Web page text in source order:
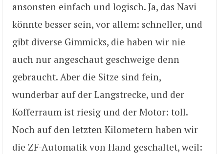
ansonsten einfach und logisch. Ja, das Navi
könnte besser sein, vor allem: schneller, und
gibt diverse Gimmicks, die haben wir nie
auch nur angeschaut geschweige denn
gebraucht. Aber die Sitze sind fein,
wunderbar auf der Langstrecke, und der
Kofferraum ist riesig und der Motor: toll.
Noch auf den letzten Kilometern haben wir
die ZF-Automatik von Hand geschaltet, weil: